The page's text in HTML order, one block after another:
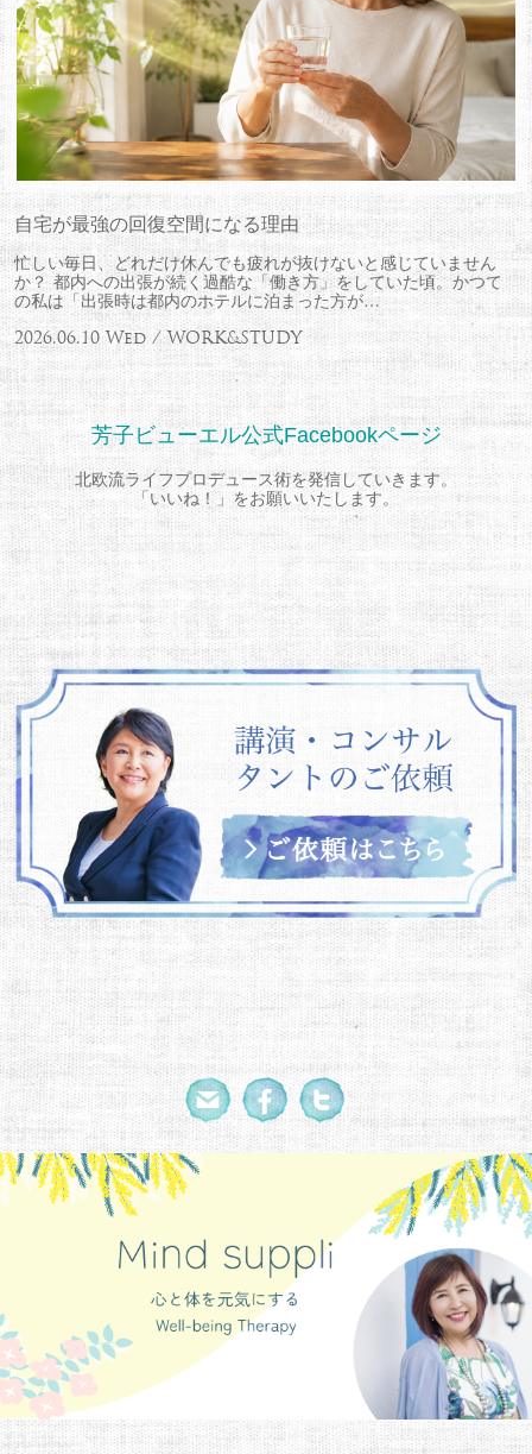
自宅が最強の回復空間になる理由
忙しい毎日、どれだけ休んでも疲れが抜けないと感じていません
か？ 都内への出張が続く過酷な「働き方」をしていた頃。かつて
の私は「出張時は都内のホテルに泊まった方が…
2026.06.10 Wed / WORK&STUDY
芳子ビューエル公式Facebookページ
北欧流ライフプロデュース術を発信していきます。
「いいね！」をお願いいたします。